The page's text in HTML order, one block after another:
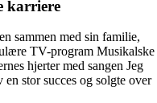
karriere
sammen med sin familie,
TV-program Musikalske
hjerter med sangen Jeg
stor succes og solgte over